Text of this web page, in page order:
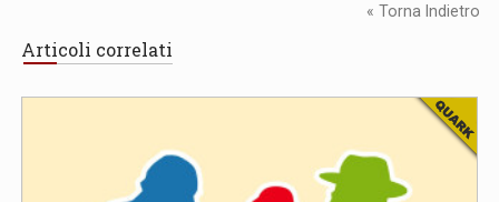
« Torna Indietro
Articoli correlati